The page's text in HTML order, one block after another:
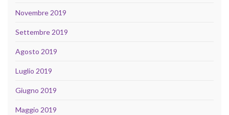
Novembre 2019
Settembre 2019
Agosto 2019
Luglio 2019
Giugno 2019
Maggio 2019